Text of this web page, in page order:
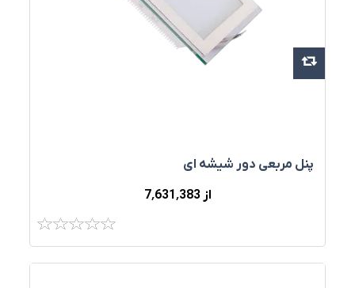
پنل مربعی دور شیشه ای
از 7٬631٬383